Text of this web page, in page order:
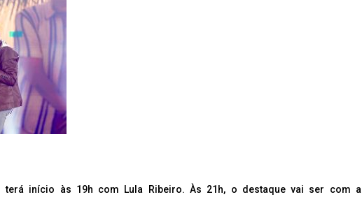
terá início às 19h com Lula Ribeiro. Às 21h, o destaque vai ser com a